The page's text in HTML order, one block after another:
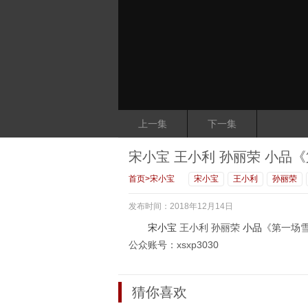
上一集 下一集
宋小宝 王小利 孙丽荣 小品
首页>宋小宝 宋小宝 王小利 孙丽荣
发布时间：2018年12月14日
宋小宝 王小利 孙丽荣 小品 《第一场
公众账号：xsxp3030
猜你喜欢